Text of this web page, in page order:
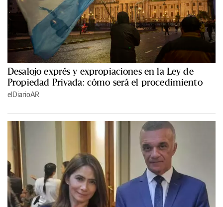
Desalojo exprés y expropiaciones en la Ley de
Propiedad Privada: cómo será el procedimiento
elDiarioAR